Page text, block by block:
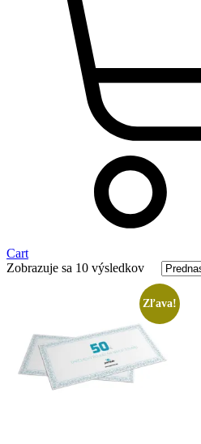
Cart
Zobrazuje sa 10 výsledkov
Zľava!